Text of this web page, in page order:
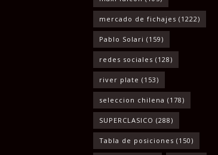
mercado de fichajes (1222)
Pablo Solari (159)
redes sociales (128)
river plate (153)
seleccion chilena (178)
SUPERCLASICO (288)
Tabla de posiciones (150)